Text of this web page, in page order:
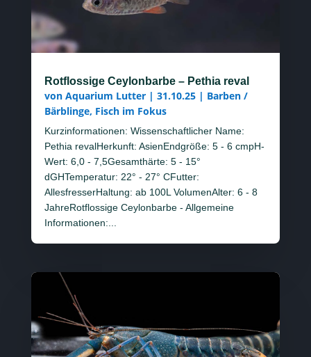
Rotflossige Ceylonbarbe – Pethia reval
von Aquarium Lutter| 31.10.25| Barben /
Bärblinge, Fisch im Fokus
Kurzinformationen: Wissenschaftlicher Name:
Pethia revalHerkunft: AsienEndgröße: 5 - 6 cmpH-
Wert: 6,0 - 7,5Gesamthärte: 5 - 15°
dGHTemperatur: 22° - 27° CFutter:
AllesfresserHaltung: ab 100L VolumenAlter: 6 - 8
JahreRotflossige Ceylonbarbe - Allgemeine
Informationen:...